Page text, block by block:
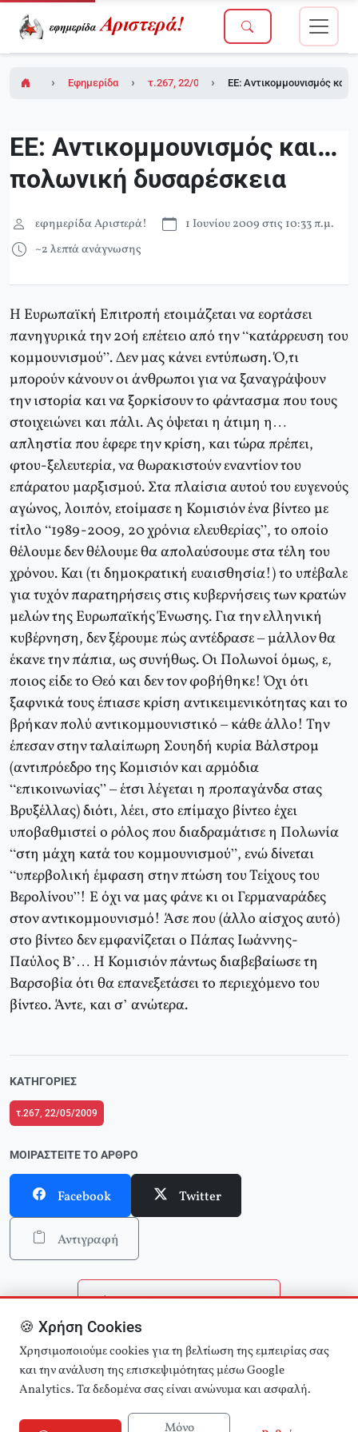
Εφημερίδα Αριστερά!τ.267, 22/05/2009ΕΕ: Αντικομμουνισμός
ΕΕ: Αντικομμουνισμός και…
πολωνική δυσαρέσκεια
εφημερίδα Αριστερά!
1 Ιουνίου 2009 στις 10:33 π.μ.
~2 λεπτά ανάγνωσης
Η Ευρωπαϊκή Επιτροπή ετοιμάζεται να εορτάσει
πανηγυρικά την 20ή επέτειο από την “κατάρρευση του
κομμουνισμού”. Δεν μας κάνει εντύπωση. Ό,τι
μπορούν κάνουν οι άνθρωποι για να ξαναγράψουν
την ιστορία και να ξορκίσουν το φάντασμα που τους
στοιχειώνει και πάλι. Ας όψεται η άτιμη η…
απληστία που έφερε την κρίση, και τώρα πρέπει,
φτου-ξελευτερία, να θωρακιστούν εναντίον του
επάρατου μαρξισμού. Στα πλαίσια αυτού του ευγενούς
αγώνος, λοιπόν, ετοίμασε η Κομισιόν ένα βίντεο με
τίτλο “1989-2009, 20 χρόνια ελευθερίας”, το οποίο
θέλουμε δεν θέλουμε θα απολαύσουμε στα τέλη του
χρόνου. Και (τι δημοκρατική ευαισθησία!) το υπέβαλε
για τυχόν παρατηρήσεις στις κυβερνήσεις των κρατών
μελών της Ευρωπαϊκής Ένωσης. Για την ελληνική
κυβέρνηση, δεν ξέρουμε πώς αντέδρασε – μάλλον θα
έκανε την πάπια, ως συνήθως. Οι Πολωνοί όμως, ε,
ποιος είδε το Θεό και δεν τον φοβήθηκε! Όχι ότι
ξαφνικά τους έπιασε κρίση αντικειμενικότητας και το
βρήκαν πολύ αντικομμουνιστικό – κάθε άλλο! Την
έπεσαν στην ταλαίπωρη Σουηδή κυρία Βάλστρομ
(αντιπρόεδρο της Κομισιόν και αρμόδια
“επικοινωνίας” – έτσι λέγεται η προπαγάνδα στας
Βρυξέλλας) διότι, λέει, στο επίμαχο βίντεο έχει
υποβαθμιστεί ο ρόλος που διαδραμάτισε η Πολωνία
“στη μάχη κατά του κομμουνισμού”, ενώ δίνεται
“υπερβολική έμφαση στην πτώση του Τείχους του
Βερολίνου”! Ε όχι να μας φάνε κι οι Γερμαναράδες
στον αντικομμουνισμό! Άσε που (άλλο αίσχος αυτό)
στο βίντεο δεν εμφανίζεται ο Πάπας Ιωάννης-
Παύλος Β’… Η Κομισιόν πάντως διαβεβαίωσε τη
Βαρσοβία ότι θα επανεξετάσει το περιεχόμενο του
βίντεο. Άντε, και σ’ ανώτερα.
ΚΑΤΗΓΟΡΊΕΣ
τ.267, 22/05/2009
ΜΟΙΡΑΣΤΕΊΤΕ ΤΟ ΆΡΘΡΟ
Facebook Twitter
Αντιγραφή
Επιστροφή στην αρχική
Αναζήτηση άρθρων
🍪 Χρήση Cookies
Χρησιμοποιούμε cookies για τη βελτίωση της εμπειρίας σας
και την ανάλυση της επισκεψιμότητας μέσω Google
Analytics. Τα δεδομένα σας είναι ανώνυμα και ασφαλή.
Μόνο